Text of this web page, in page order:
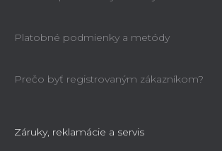
Platobné podmienky a metódy
Prečo byť registrovaným zákazníkom?
Záruky, reklamácie a servis